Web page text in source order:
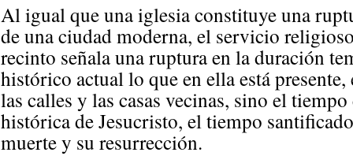
Al igual que una iglesia constituye una
de una ciudad moderna, el servicio
recinto señala una ruptura en la duración
histórico actual lo que en ella está
las calles y las casas vecinas, sino el
histórica de Jesucristo, el tiempo
muerte y su resurrección.